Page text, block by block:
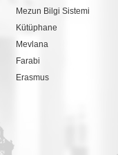
Mezun Bilgi Sistemi
Kütüphane
Mevlana
Farabi
Erasmus